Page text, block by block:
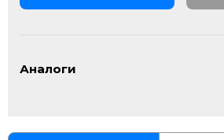
Аналоги